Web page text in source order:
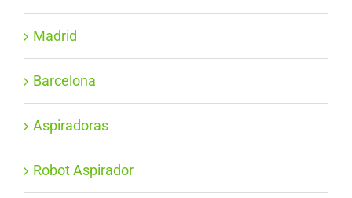
Madrid
Barcelona
Aspiradoras
Robot Aspirador